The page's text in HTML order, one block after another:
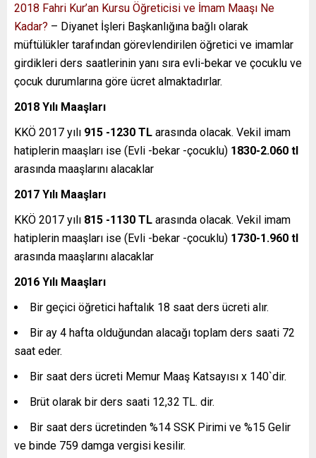
2018 Fahri Kur’an Kursu Öğreticisi ve İmam Maaşı Ne
Kadar? – Diyanet İşleri Başkanlığına bağlı olarak
müftülükler tarafından görevlendirilen öğretici ve imamlar
girdikleri ders saatlerinin yanı sıra evli-bekar ve çocuklu ve
çocuk durumlarına göre ücret almaktadırlar.
2018 Yılı Maaşları
KKÖ 2017 yılı 915 -1230 TL arasında olacak. Vekil imam
hatiplerin maaşları ise (Evli -bekar -çocuklu) 1830-2.060 tl
arasında maaşlarını alacaklar
2017 Yılı Maaşları
KKÖ 2017 yılı 815 -1130 TL arasında olacak. Vekil imam
hatiplerin maaşları ise (Evli -bekar -çocuklu) 1730-1.960 tl
arasında maaşlarını alacaklar
2016 Yılı Maaşları
Bir geçici öğretici haftalık 18 saat ders ücreti alır.
Bir ay 4 hafta olduğundan alacağı toplam ders saati 72
saat eder.
Bir saat ders ücreti Memur Maaş Katsayısı x 140`dir.
Brüt olarak bir ders saati 12,32 TL. dir.
Bir saat ders ücretinden %14 SSK Pirimi ve %15 Gelir
ve binde 759 damga vergisi kesilir.